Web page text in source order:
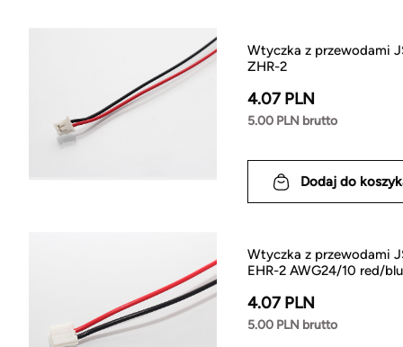
Wtyczka z przewodami
ZHR-2
4.07 PLN
5.00 PLN brutto
Dodaj do
Wtyczka z przewodami
EHR-2 AWG24/10 red/blu
4.07 PLN
5.00 PLN brutto